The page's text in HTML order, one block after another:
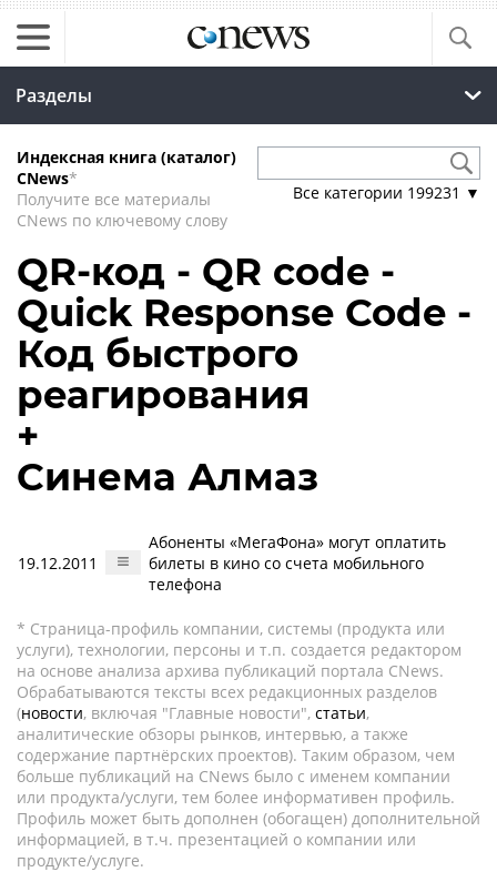
Разделы
Индексная книга (каталог)
CNews*
Получите все материалы
CNews по ключевому слову
Все категории 199231 ▼
QR-код - QR code -
Quick Response Code -
Код быстрого
реагирования
+
Синема Алмаз
19.12.2011
Абоненты «МегаФона» могут оплатить
билеты в кино со счета мобильного
телефона
* Страница-профиль компании, системы (продукта или
услуги), технологии, персоны и т.п. создается редактором
на основе анализа архива публикаций портала CNews.
Обрабатываются тексты всех редакционных разделов
(новости, включая "Главные новости", статьи,
аналитические обзоры рынков, интервью, а также
содержание партнёрских проектов). Таким образом, чем
больше публикаций на CNews было с именем компании
или продукта/услуги, тем более информативен профиль.
Профиль может быть дополнен (обогащен) дополнительной
информацией, в т.ч. презентацией о компании или
продукте/услуге.